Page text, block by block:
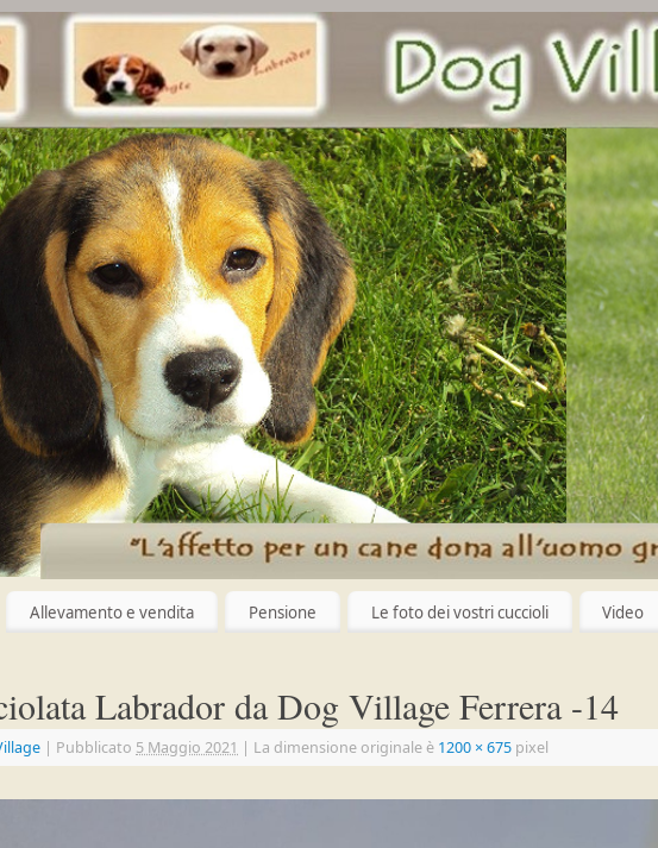
Allevamento e vendita Pensione Le foto dei vostri cuccioli Video
Labrador da Dog Village Ferrera -14
| Pubblicato 5 Maggio 2021 | La dimensione originale è 1200 × 675 pixel